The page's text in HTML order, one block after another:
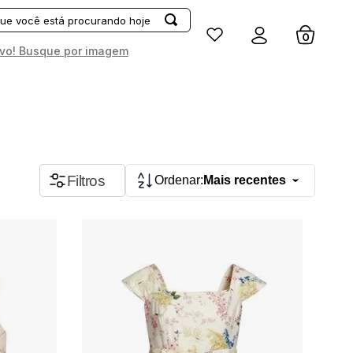
Busque por imagem
Entrar
Filtros Mais recentes